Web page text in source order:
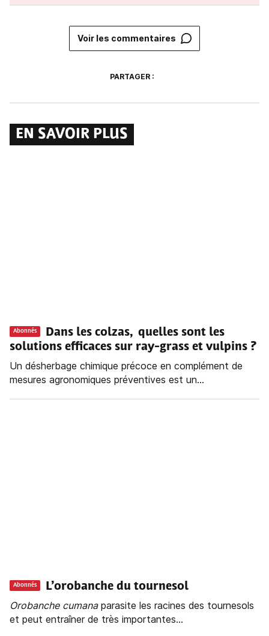
Voir les commentaires
PARTAGER :
EN SAVOIR PLUS
Abonnés
Dans les colzas, quelles sont les
solutions efficaces sur ray-grass et vulpins ?
Un désherbage chimique précoce en complément de
mesures agronomiques préventives est un...
Abonnés
L’orobanche du tournesol
Orobanche cumanaparasite les racines des tournesols
et peut entraîner de très importantes...